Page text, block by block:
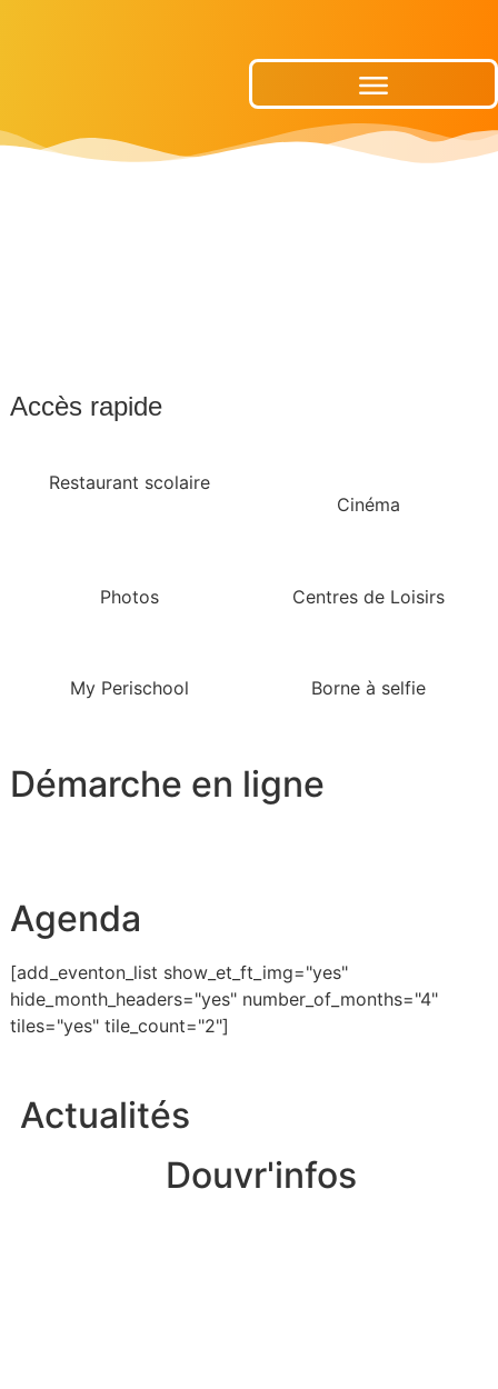
Accès rapide
Restaurant scolaire
Cinéma
Photos Centres de Loisirs
My Perischool Borne à selfie
Démarche en ligne
Agenda
[add_eventon_list show_et_ft_img="yes"
hide_month_headers="yes" number_of_months="4"
tiles="yes" tile_count="2"]
Actualités
Douvr'infos